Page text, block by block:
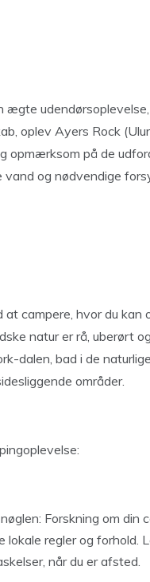
ægte
oplev Ayers Rock
opmærksom på de
og nødvendige
at campere, hvor du
natur er rå, uberørt
dalen, bad i de
områder.
Forskning om din
lokale regler og forhold.
når du er afsted.